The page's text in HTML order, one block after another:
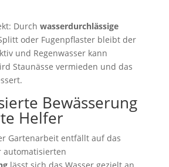
Durch wasserdurchlässige
oder Fugenpflaster bleibt der
und Regenwasser kann
Staunässe vermieden und das
Bewässerung
Helfer
Gartenarbeit entfällt auf das
automatisierten